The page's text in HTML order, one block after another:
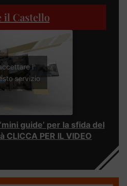
il Castello
i
servizio
guide’ per la sfida del
PER IL VIDEO